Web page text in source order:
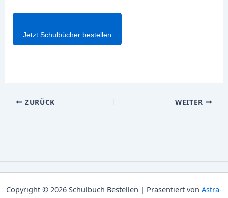
Jetzt Schulbücher bestellen
ZURÜCK WEITER
Copyright © 2026 Schulbuch Bestellen | Präsentiert von Astra-